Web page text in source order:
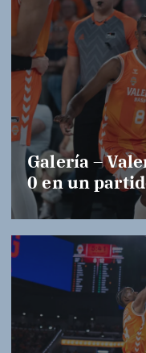
Galería –
0 en un